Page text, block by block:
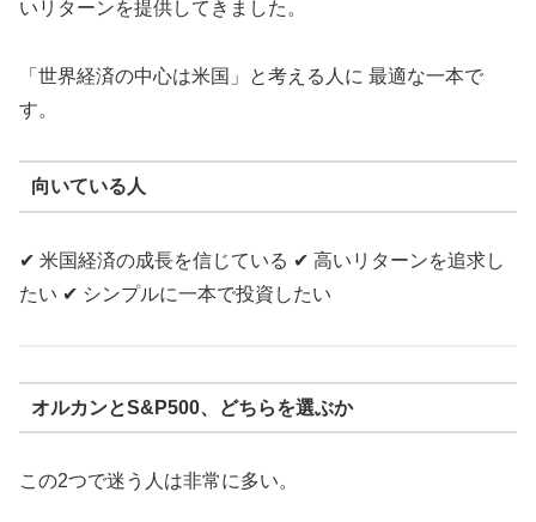
いリターンを提供してきました。
「世界経済の中心は米国」と考える人に 最適な一本で
す。
向いている人
✔ 米国経済の成長を信じている ✔ 高いリターンを追求し
たい ✔ シンプルに一本で投資したい
オルカンとS&P500、どちらを選ぶか
この2つで迷う人は非常に多い。